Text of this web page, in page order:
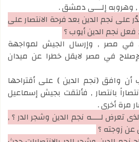
, وهروبه إلـــى دمشق .
على نجم الدين بعد فرحة الانتصار على
فعل نجم الدين أيوب ؟
في مصر , وإرسال الجيش لمواجهة
في مصر لايقل خطرا عن ميدان
وافق (نجم الدين ) على أقتراحها
بانتصار , فألتقت بجيش إسماعيل
مرة أخرى .
تعرض لــــه نجم الدين وشجر الدر ؟ ,
زوجته ؟